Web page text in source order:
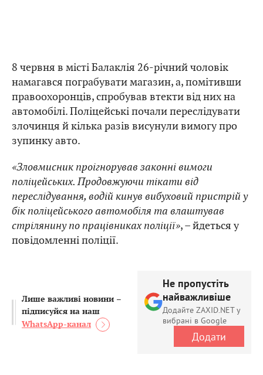
8 червня в місті Балаклія 26-річний чоловік
намагався пограбувати магазин, а, помітивши
правоохоронців, спробував втекти від них на
автомобілі. Поліцейські почали переслідувати
злочинця й кілька разів висунули вимогу про
зупинку авто.
«Зловмисник проігнорував законні вимоги
поліцейських. Продовжуючи тікати від
переслідування, водій кинув вибуховий пристрій у
бік поліцейського автомобіля та влаштував
стрілянину по працівниках поліції», – йдеться у
повідомленні поліції.
Лише важливі новини –
підписуйся на наш
WhatsApp-канал
Не пропустіть
найважливіше
Додайте ZAXID.NET у
вибрані в Google
Додати